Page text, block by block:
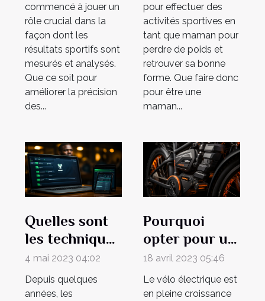
commencé à jouer un
rôle crucial dans la
façon dont les
résultats sportifs sont
mesurés et analysés.
Que ce soit pour
améliorer la précision
des...
pour effectuer des
activités sportives en
tant que maman pour
perdre de poids et
retrouver sa bonne
forme. Que faire donc
pour être une
maman...
Quelles sont
les techniques
à utiliser pour
installer 1XBet
?
4 mai 2023 04:02
Depuis quelques
années, les
Pourquoi
opter pour un
vélo
électrique ?
18 avril 2023 05:46
Le vélo électrique est
en pleine croissance